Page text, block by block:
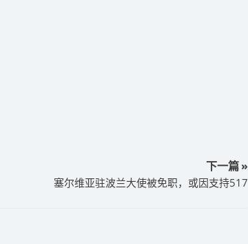
下一篇 »
塞尔维亚驻波兰大使被免职，或因支持517